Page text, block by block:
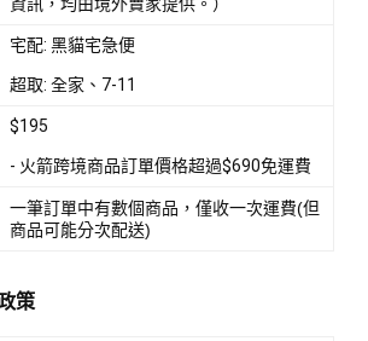
資訊，均由境外賣家提供。）
宅配: 黑貓宅急便
超取: 全家、7-11
$195
- 火箭跨境商品訂單價格超過$690免運費
一筆訂單中有數個商品，僅收一次運費(但
商品可能分次配送)
策